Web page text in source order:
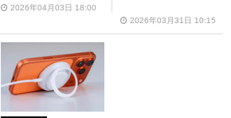
2026年04月03日 18:00
2026年03月31日 10:15